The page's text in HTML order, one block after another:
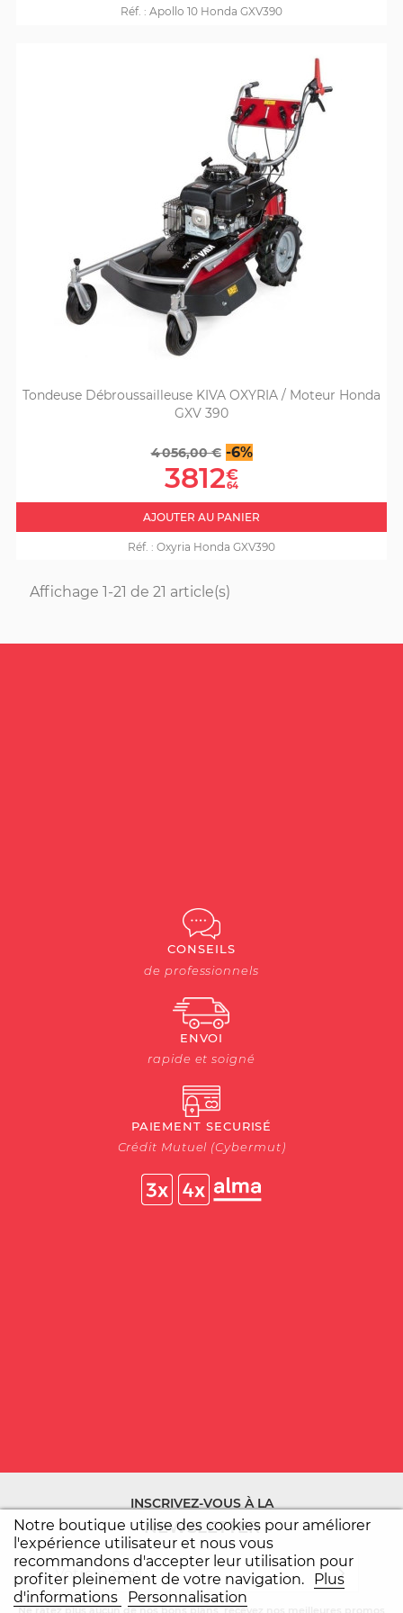
Notre boutique utilise des cookies pour améliorer
l'expérience utilisateur et nous vous
recommandons d'accepter leur utilisation pour
profiter pleinement de votre navigation.
Plus
d'informations
Personnalisation
Réf. : Apollo 10 Honda GXV390
Tondeuse Débroussailleuse KIVA OXYRIA / Moteur Honda
GXV 390
Prix
de
base
4 056,00 € -6%Prix
3812€
64
AJOUTER AU PANIER
Réf. : Oxyria Honda GXV390
Affichage 1-21 de 21 article(s)
CONSEILS
de professionnels
ENVOI
rapide et soigné
PAIEMENT SECURISÉ
Crédit Mutuel (Cybermut)
INSCRIVEZ-VOUS À LA
NEWSLETTER